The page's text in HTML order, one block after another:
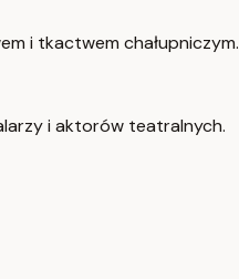
i tkactwem chałupniczym.
i aktorów teatralnych.